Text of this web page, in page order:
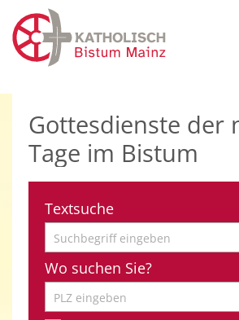
Zum Inhalt springen
Gottesdienste der
Tage im Bistum
Textsuche
Wo suchen Sie?